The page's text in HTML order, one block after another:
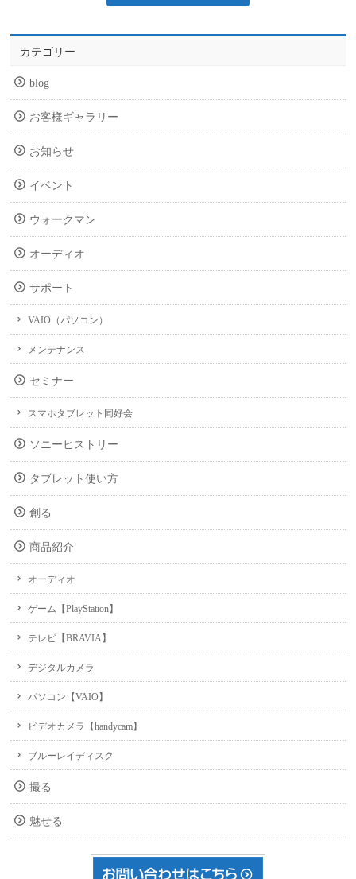
カテゴリー
blog
お客様ギャラリー
お知らせ
イベント
ウォークマン
オーディオ
サポート
VAIO（パソコン）
メンテナンス
セミナー
スマホタブレット同好会
ソニーヒストリー
タブレット使い方
創る
商品紹介
オーディオ
ゲーム【PlayStation】
テレビ【BRAVIA】
デジタルカメラ
パソコン【VAIO】
ビデオカメラ【handycam】
ブルーレイディスク
撮る
魅せる